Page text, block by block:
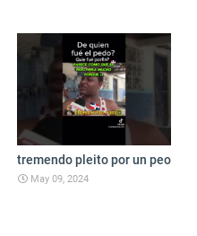
tremendo pleito por un peo
May 09, 2024